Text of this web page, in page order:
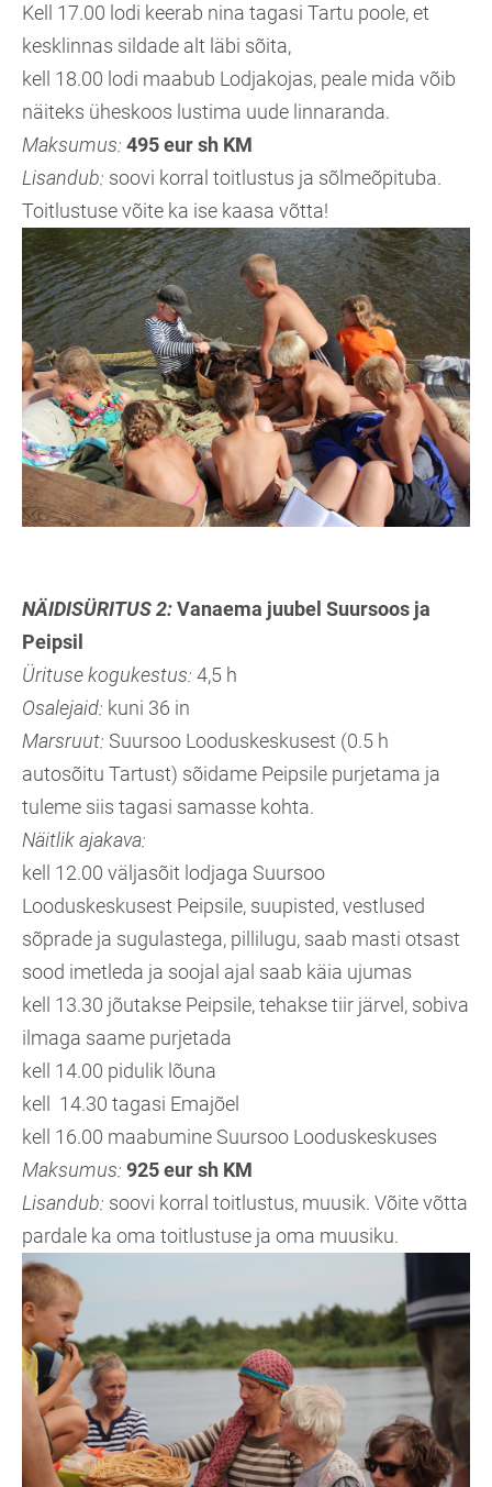
Kell 17.00 lodi keerab nina tagasi Tartu poole, et
kesklinnas sildade alt läbi sõita,
kell 18.00 lodi maabub Lodjakojas, peale mida võib
näiteks üheskoos lustima uude linnaranda.
Maksumus: 495 eur sh KM
Lisandub: soovi korral toitlustus ja sõlmeõpituba.
Toitlustuse võite ka ise kaasa võtta!
NÄIDISÜRITUS 2:Vanaema juubel Suursoos ja
Peipsil
Ürituse kogukestus: 4,5 h
Osalejaid: kuni 36 in
Marsruut: Suursoo Looduskeskusest (0.5 h
autosõitu Tartust) sõidame Peipsile purjetama ja
tuleme siis tagasi samasse kohta.
Näitlik ajakava:
kell 12.00 väljasõit lodjaga Suursoo
Looduskeskusest Peipsile, suupisted, vestlused
sõprade ja sugulastega, pillilugu, saab masti otsast
sood imetleda ja soojal ajal saab käia ujumas
kell 13.30 jõutakse Peipsile, tehakse tiir järvel, sobiva
ilmaga saame purjetada
kell 14.00 pidulik lõuna
kell 14.30 tagasi Emajõel
kell 16.00 maabumine Suursoo Looduskeskuses
Maksumus: 925 eur sh KM
Lisandub: soovi korral toitlustus, muusik. Võite võtta
pardale ka oma toitlustuse ja oma muusiku.